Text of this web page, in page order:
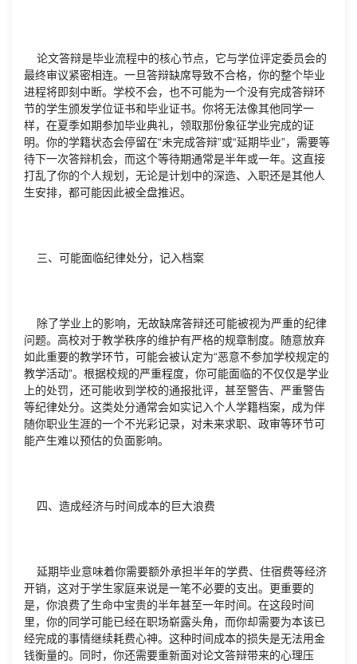
论文答辩是毕业流程中的核心节点，它与学位评定委员会的
最终审议紧密相连。一旦答辩缺席导致不合格，你的整个毕业
进程将即刻中断。学校不会，也不可能为一个没有完成答辩环
节的学生颁发学位证书和毕业证书。你将无法像其他同学一
样，在夏季如期参加毕业典礼，领取那份象征学业完成的证
明。你的学籍状态会停留在“未完成答辩”或“延期毕业”，需要等
待下一次答辩机会，而这个等待期通常是半年或一年。这直接
打乱了你的个人规划，无论是计划中的深造、入职还是其他人
生安排，都可能因此被全盘推迟。
三、可能面临纪律处分，记入档案
除了学业上的影响，无故缺席答辩还可能被视为严重的纪律
问题。高校对于教学秩序的维护有严格的规章制度。随意放弃
如此重要的教学环节，可能会被认定为“恶意不参加学校规定的
教学活动”。根据校规的严重程度，你可能面临的不仅仅是学业
上的处罚，还可能收到学校的通报批评，甚至警告、严重警告
等纪律处分。这类处分通常会如实记入个人学籍档案，成为伴
随你职业生涯的一个不光彩记录，对未来求职、政审等环节可
能产生难以预估的负面影响。
四、造成经济与时间成本的巨大浪费
延期毕业意味着你需要额外承担半年的学费、住宿费等经济
开销，这对于学生家庭来说是一笔不必要的支出。更重要的
是，你浪费了生命中宝贵的半年甚至一年时间。在这段时间
里，你的同学可能已经在职场崭露头角，而你却需要为本该已
经完成的事情继续耗费心神。这种时间成本的损失是无法用金
钱衡量的。同时，你还需要重新面对论文答辩带来的心理压